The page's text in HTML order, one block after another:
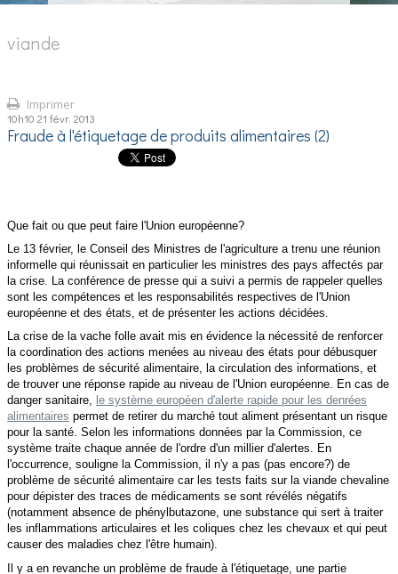
viande
Imprimer
10h10 21 févr. 2013
Fraude à l'étiquetage de produits alimentaires (2)
Que fait ou que peut faire l'Union européenne?
Le 13 février, le Conseil des Ministres de l'agriculture a trenu une réunion
informelle qui réunissait en particulier les ministres des pays affectés par
la crise. La conférence de presse qui a suivi a permis de rappeler quelles
sont les compétences et les responsabilités respectives de l'Union
européenne et des états, et de présenter les actions décidées.
La crise de la vache folle avait mis en évidence la nécessité de renforcer
la coordination des actions menées au niveau des états pour débusquer
les problèmes de sécurité alimentaire, la circulation des informations, et
de trouver une réponse rapide au niveau de l'Union européenne. En cas de
danger sanitaire, le système européen d'alerte rapide pour les denrées
alimentaires permet de retirer du marché tout aliment présentant un risque
pour la santé. Selon les informations données par la Commission, ce
système traite chaque année de l'ordre d'un millier d'alertes. En
l'occurrence, souligne la Commission, il n'y a pas (pas encore?) de
problème de sécurité alimentaire car les tests faits sur la viande chevaline
pour dépister des traces de médicaments se sont révélés négatifs
(notamment absence de phénylbutazone, une substance qui sert à traiter
les inflammations articulaires et les coliques chez les chevaux et qui peut
causer des maladies chez l'être humain).
Il y a en revanche un problème de fraude à l'étiquetage, une partie